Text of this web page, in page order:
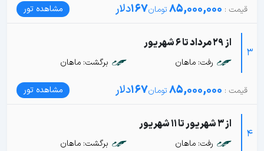
85,000,000
167دلار مشاهده تور
3
از 29 مرداد تا 6 شهریور
رفت: ماهان برگشت: ماهان
85,000,000
167دلار مشاهده تور
4
از 3 شهریور تا 11 شهریور
رفت: ماهان برگشت: ماهان